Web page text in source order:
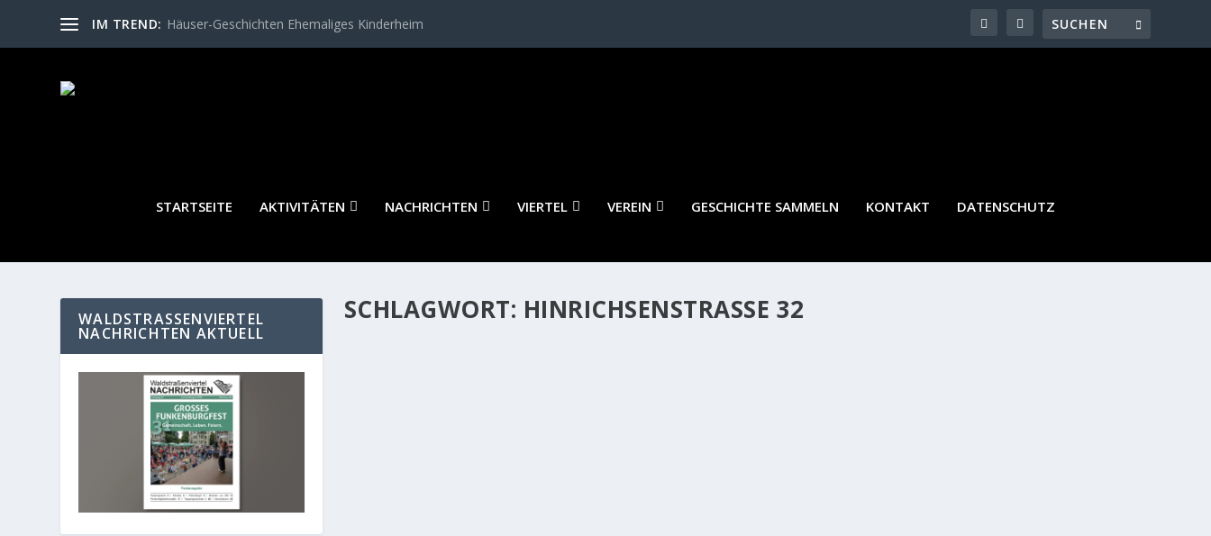
IM TREND: Häuser-Geschichten Ehemaliges Kinderheim
STARTSEITE AKTIVITÄTEN NACHRICHTEN VIERTEL VEREIN GESCHICHTE SAMMELN KONTAKT DATENSCHUTZ
SCHLAGWORT: HINRICHSENSTRASSE 32
WALDSTRASSENVIERTEL N
ACHRICHTEN AKTUELL